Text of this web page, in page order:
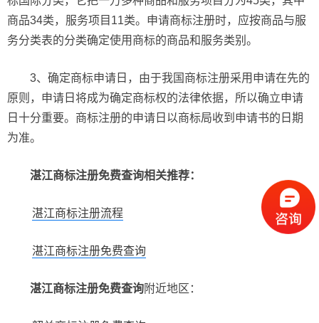
商品34类，服务项目11类。申请商标注册时，应按商品与服
务分类表的分类确定使用商标的商品和服务类别。
3、确定商标申请日，由于我国商标注册采用申请在先的
原则，申请日将成为确定商标权的法律依据，所以确立申请
日十分重要。商标注册的申请日以商标局收到申请书的日期
为准。
湛江商标注册免费查询相关推荐：
湛江商标注册流程
湛江商标注册免费查询
湛江商标注册免费查询附近地区：